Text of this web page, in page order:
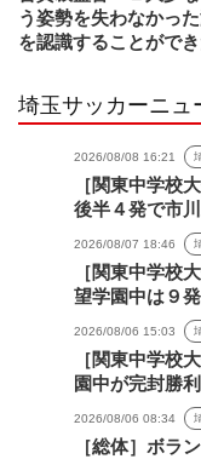
う姿勢を失わなかっ
を認識することがで
埼玉サッカーニュ
2026/08/08 16:21
［関東中学校
後半４発で市
2026/08/07 18:46
［関東中学校
望学園中は９
2026/08/06 15:03
［関東中学校
園中が完封勝
2026/08/06 08:34
［総体］ボラ